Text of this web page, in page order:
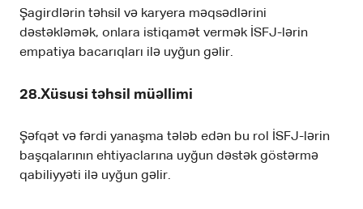
Şagirdlərin təhsil və karyera məqsədlərini
dəstəkləmək, onlara istiqamət vermək İSFJ-lərin
empatiya bacarıqları ilə uyğun gəlir.
28.Xüsusi təhsil müəllimi
Şəfqət və fərdi yanaşma tələb edən bu rol İSFJ-lərin
başqalarının ehtiyaclarına uyğun dəstək göstərmə
qabiliyyəti ilə uyğun gəlir.